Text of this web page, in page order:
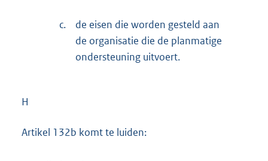
c.
de eisen die worden gesteld aan
de organisatie die de planmatige
ondersteuning uitvoert.
H
Artikel 132b komt te luiden: